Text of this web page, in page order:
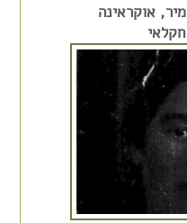
אוקראינה
חקלאי